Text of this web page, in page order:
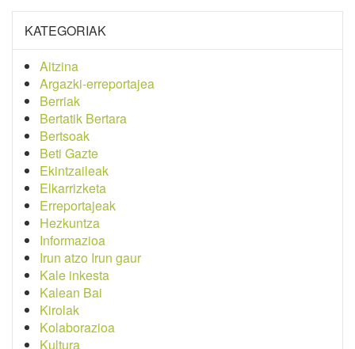
KATEGORIAK
Aitzina
Argazki-erreportajea
Berriak
Bertatik Bertara
Bertsoak
Beti Gazte
Ekintzaileak
Elkarrizketa
Erreportajeak
Hezkuntza
Informazioa
Irun atzo Irun gaur
Kale inkesta
Kalean Bai
Kirolak
Kolaborazioa
Kultura